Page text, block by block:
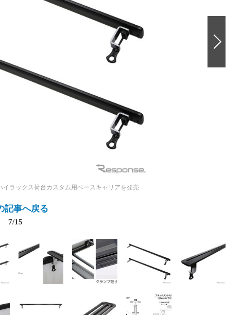
イラックス荷台カスタム用ベースキャリアを発売
記事へ戻る
7/15